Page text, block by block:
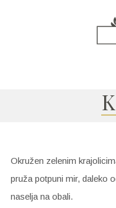
Okružen zelenim
pruža potpuni mir, daleko
naselja na obali.